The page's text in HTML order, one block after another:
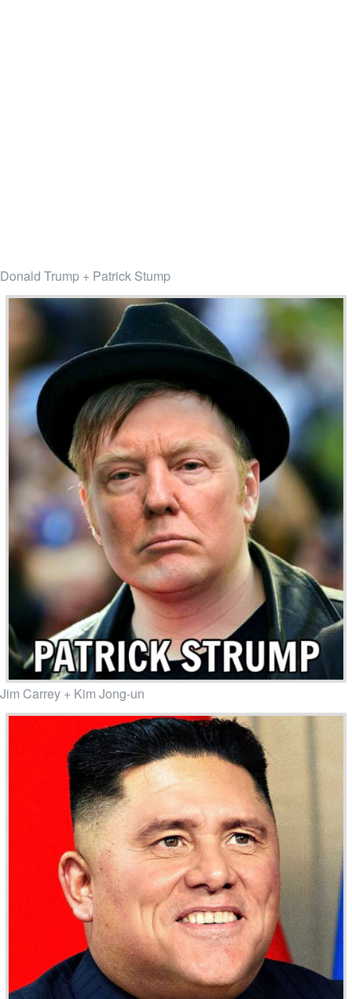
Donald Trump + Patrick Stump
Jim Carrey + Kim Jong-un